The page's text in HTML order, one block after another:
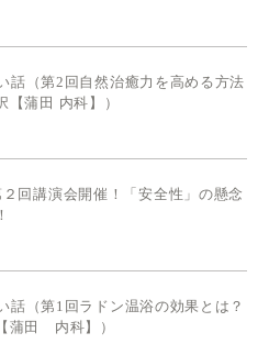
話（第2回自然治癒力を高める方法
【蒲田 内科】）
回講演会開催！「安全性」の懸念
話（第1回ラドン温浴の効果とは？
蒲田 内科】）